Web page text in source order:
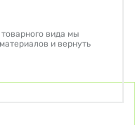
вида мы
и вернуть